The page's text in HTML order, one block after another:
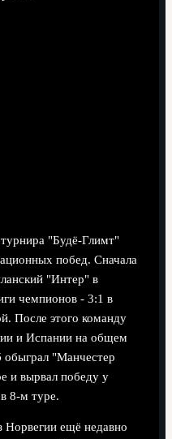
"Будё-Глимт"
побед. Сначала
"Интер" в
чемпионов - 3:1 в
После этого команду
и Испании на общем
обыграл "Манчестер
и вырвал победу у
8-м туре.
Норвегии ещё недавно